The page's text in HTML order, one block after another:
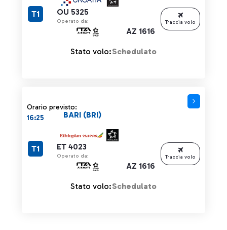
OU 5325
Operato da:
AZ 1616
T1
Stato volo:Schedulato
Traccia volo
Orario previsto:
16:25
ET 4023
Operato da:
AZ 1616
BARI (BRI)
T1
Stato volo:Schedulato
Traccia volo